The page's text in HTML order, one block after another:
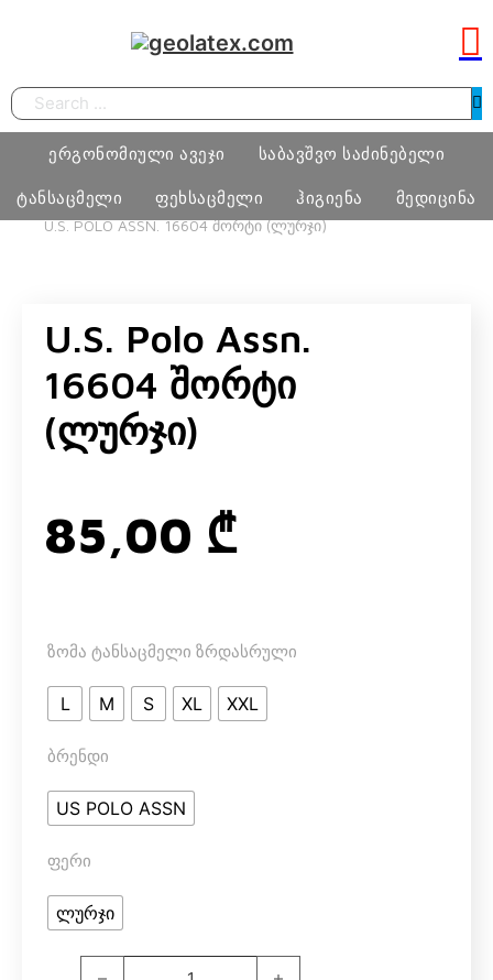
Search
ერგონომიული ავეჯი
ერგონომიული სავარძლები
ოფისი
სკოლამდელი ასაკის ავეჯი
საბავშვო საძინებელი
მატრასი, თეთრეული
განათება, ხალიჩა
ტანსაცმელი
გოგო
ქალი
კაცი
ნატურალური შალის პროდუქცია
ფეხსაცმელი ჰიგიენა
მასაჟის გელი
პრეზერვატივი
მედიცინა
HOME ᲢᲐᲜᲡᲐᲪᲛᲔᲚᲘ ᲥᲐᲚᲘ
ᲥᲐᲚᲘᲡ ᲨᲝᲠᲢᲘ
U.S. POLO ASSN. 16604 ᲨᲝᲠᲢᲘ (ᲚᲣᲠᲯᲘ)
U.S. Polo Assn.
16604 Შორტი
(ლურჯი)
85,00 ₾
ზომა ტანსაცმელი ზრდასრული
L M S XL XXL
ბრენდი
US POLO ASSN
ფერი
ლურჯი
U.S. Polo Assn. 16604 შორტი (ლურჯი) quantity